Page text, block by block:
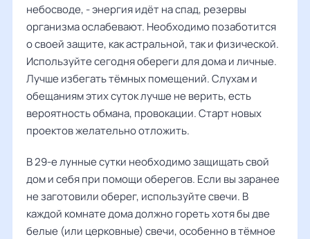
небосводе, - энергия идёт на спад, резервы
организма ослабевают. Необходимо позаботится
о своей защите, как астральной, так и физической.
Используйте сегодня обереги для дома и личные.
Лучше избегать тёмных помещений. Слухам и
обещаниям этих суток лучше не верить, есть
вероятность обмана, провокации. Старт новых
проектов желательно отложить.
В 29-е лунные сутки необходимо защищать свой
дом и себя при помощи оберегов. Если вы заранее
не заготовили оберег, используйте свечи. В
каждой комнате дома должно гореть хотя бы две
белые (или церковные) свечи, особенно в тёмное